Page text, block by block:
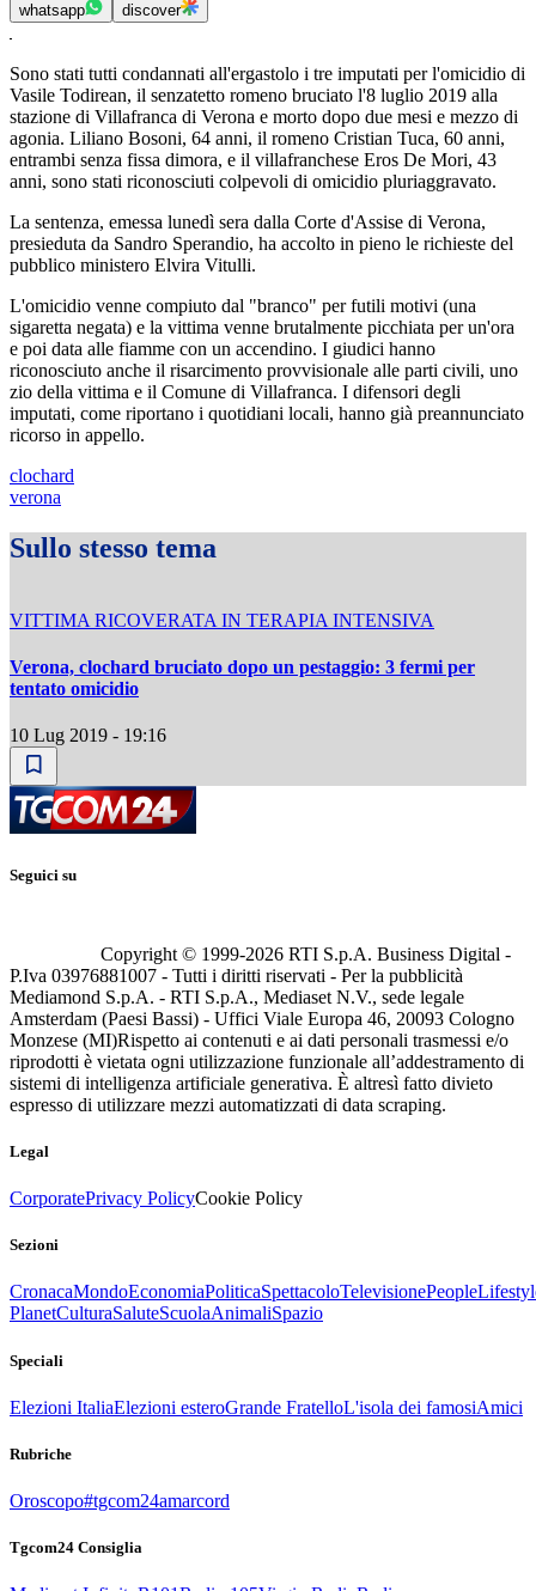
whatsapp discover
Sono stati tutti condannati all'ergastolo i tre imputati per l'omicidio di
Vasile Todirean, il senzatetto romeno bruciato l'8 luglio 2019 alla
stazione di Villafranca di Verona e morto dopo due mesi e mezzo di
agonia. Liliano Bosoni, 64 anni, il romeno Cristian Tuca, 60 anni,
entrambi senza fissa dimora, e il villafranchese Eros De Mori, 43
anni, sono stati riconosciuti colpevoli di omicidio pluriaggravato.
La sentenza, emessa lunedì sera dalla Corte d'Assise di Verona,
presieduta da Sandro Sperandio, ha accolto in pieno le richieste del
pubblico ministero Elvira Vitulli.
L'omicidio venne compiuto dal "branco" per futili motivi (una
sigaretta negata) e la vittima venne brutalmente picchiata per un'ora
e poi data alle fiamme con un accendino. I giudici hanno
riconosciuto anche il risarcimento provvisionale alle parti civili, uno
zio della vittima e il Comune di Villafranca. I difensori degli
imputati, come riportano i quotidiani locali, hanno già preannunciato
ricorso in appello.
clochard
verona
Sullo stesso tema
VITTIMA RICOVERATA IN TERAPIA INTENSIVA
Verona, clochard bruciato dopo un pestaggio: 3 fermi per
tentato omicidio
10 Lug 2019 - 19:16
Seguici su
Copyright © 1999-2026 RTI S.p.A. Business Digital -
P.Iva 03976881007 - Tutti i diritti riservati - Per la pubblicità
Mediamond S.p.A. - RTI S.p.A., Mediaset N.V., sede legale
Amsterdam (Paesi Bassi) - Uffici Viale Europa 46, 20093 Cologno
Monzese (MI)Rispetto ai contenuti e ai dati personali trasmessi e/o
riprodotti è vietata ogni utilizzazione funzionale all’addestramento di
sistemi di intelligenza artificiale generativa. È altresì fatto divieto
espresso di utilizzare mezzi automatizzati di data scraping.
Legal
CorporatePrivacy PolicyCookie Policy
Sezioni
CronacaMondoEconomiaPoliticaSpettacoloTelevisionePeople
PlanetCulturaSaluteScuolaAnimaliSpazio
Speciali
Elezioni ItaliaElezioni esteroGrande FratelloL'isola dei famosiAmici
Rubriche
Oroscopo#tgcom24amarcord
Tgcom24 Consiglia